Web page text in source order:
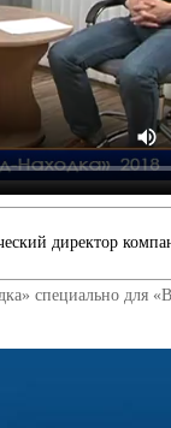
директор
специально для